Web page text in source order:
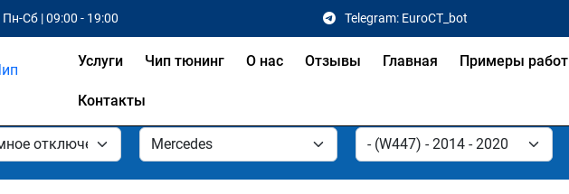
Пн-Сб | 09:00 - 19:00 Telegram: EuroCT_bot
Услуги Чип тюнинг О нас Отзывы Главная Примеры работ
Контакты